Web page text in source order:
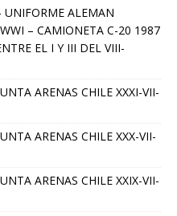
UNIFORME ALEMAN
– CAMIONETA C-20 1987
EL I Y III DEL VIII-
ARENAS CHILE XXXI-VII-
ARENAS CHILE XXX-VII-
ARENAS CHILE XXIX-VII-